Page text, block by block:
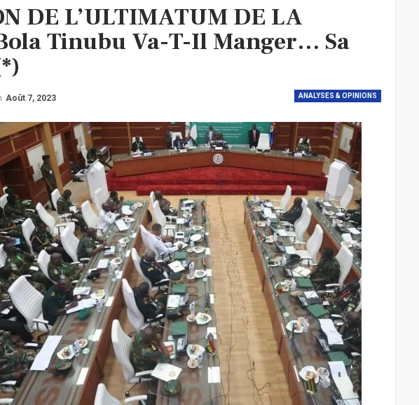
DE L’ULTIMATUM DE LA
Tinubu Va-T-Il Manger… Sa
ANALYSES & OPINIONS
Août 7, 2023